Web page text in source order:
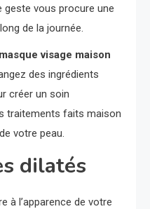
geste vous procure une
de la journée.
masque visage maison
des ingrédients
créer un soin
traitements faits maison
votre peau.
dilatés
à l’apparence de votre